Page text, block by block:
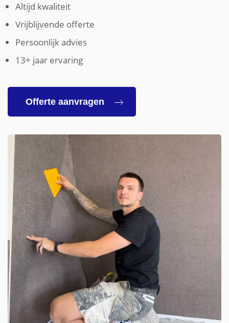
Altijd kwaliteit
Vrijblijvende offerte
Persoonlijk advies
13+ jaar ervaring
Offerte aanvragen